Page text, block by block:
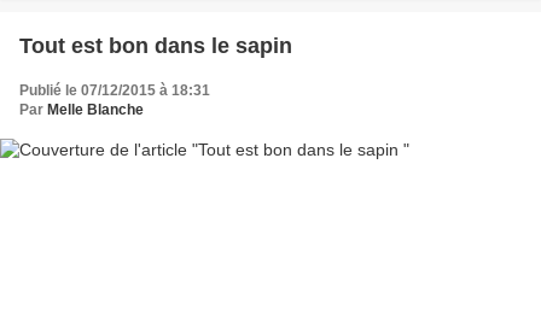
Tout est bon dans le sapin
Publié le 07/12/2015 à 18:31
Par Melle Blanche